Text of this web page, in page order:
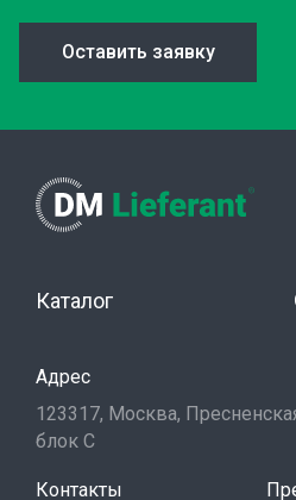
Оставить заявку
Каталог
Адрес
123317, Москва,
блок С
Контакты